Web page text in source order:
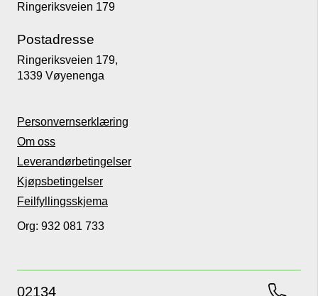
Ringeriksveien 179
Postadresse
Ringeriksveien 179,
1339 Vøyenenga
Personvernserklæring
Om oss
Leverandørbetingelser
Kjøpsbetingelser
Feilfyllingsskjema
Org: 932 081 733
02134